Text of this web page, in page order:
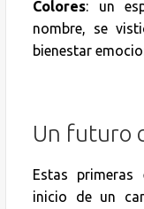
Colores: un
nombre, se
bienestar
Un futuro
Estas primeras
inicio de un